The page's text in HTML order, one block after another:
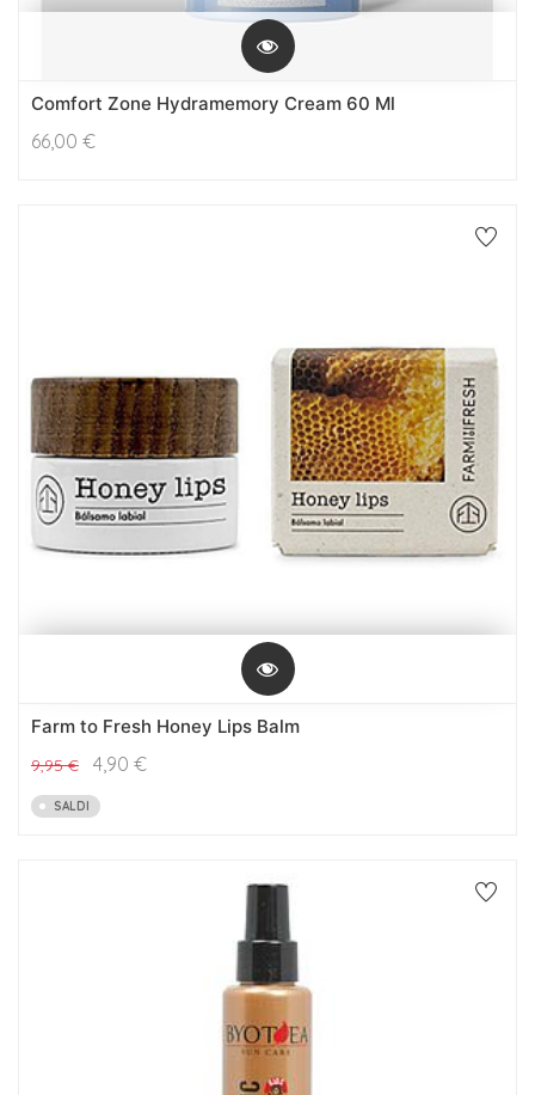
Comfort Zone Hydramemory Cream 60 Ml
66,00 €
Farm to Fresh Honey Lips Balm
9,95€ 4,90 €
SALDI